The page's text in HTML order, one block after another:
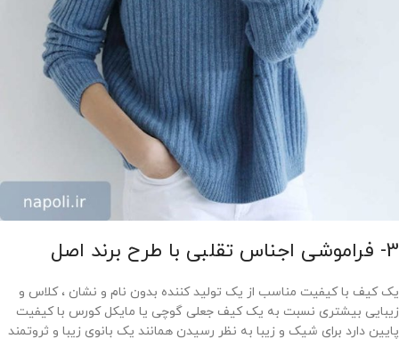
3- فراموشی اجناس تقلبی با طرح برند اصل
یک کیف با کیفیت مناسب از یک تولید کننده بدون نام و نشان ، کلاس و
زیبایی بیشتری نسبت به یک کیف جعلی گوچی یا مایکل کورس با کیفیت
پایین دارد برای شیک و زیبا به نظر رسیدن همانند یک بانوی زیبا و ثروتمند